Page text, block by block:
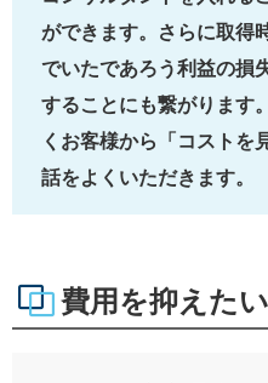
ができます。さらに取得
でいたであろう利益の損
することにも繋がります
くお客様から「コストを
話をよくいただきます。
費用を抑えた